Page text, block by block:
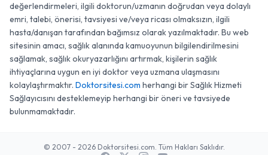
değerlendirmeleri, ilgili doktorun/uzmanın doğrudan veya dolaylı
emri, talebi, önerisi, tavsiyesi ve/veya ricası olmaksızın, ilgili
hasta/danışan tarafından bağımsız olarak yazılmaktadır. Bu web
sitesinin amacı, sağlık alanında kamuoyunun bilgilendirilmesini
sağlamak, sağlık okuryazarlığını artırmak, kişilerin sağlık
ihtiyaçlarına uygun en iyi doktor veya uzmana ulaşmasını
kolaylaştırmaktır. Doktorsitesi.com herhangi bir Sağlık Hizmeti
Sağlayıcısını desteklemeyip herhangi bir öneri ve tavsiyede
bulunmamaktadır.
© 2007 - 2026 Doktorsitesi.com. Tüm Hakları Saklıdır.